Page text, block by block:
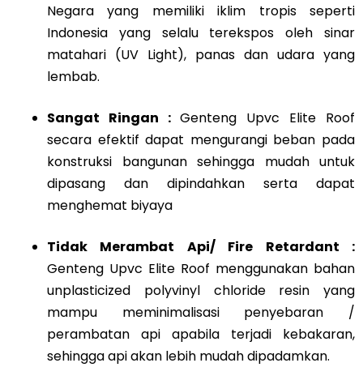
Negara yang memiliki iklim tropis seperti
Indonesia yang selalu terekspos oleh sinar
matahari (UV Light), panas dan udara yang
lembab.
Sangat Ringan : Genteng Upvc Elite Roof
secara efektif dapat mengurangi beban pada
konstruksi bangunan sehingga mudah untuk
dipasang dan dipindahkan serta dapat
menghemat biyaya
Tidak Merambat Api/ Fire Retardant :
Genteng Upvc Elite Roof menggunakan bahan
unplasticized polyvinyl chloride resin yang
mampu meminimalisasi penyebaran /
perambatan api apabila terjadi kebakaran,
sehingga api akan lebih mudah dipadamkan.